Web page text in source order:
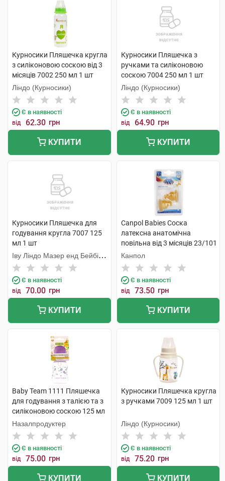
Курносики Пляшечка кругла
з силіконовою соскою від 3
місяців 7002 250 мл 1 шт
Ліндо (Курносики)
Є в наявності
від 62.30 грн
КУПИТИ
Курносики Пляшечка з
ручками та силіконовою
соскою 7004 250 мл 1 шт
Ліндо (Курносики)
Є в наявності
від 64.90 грн
КУПИТИ
Курносики Пляшечка для
годування кругла 7007 125
мл 1 шт
Іву Ліндо Мазер енд Бейбі
Продактс
Є в наявності
від 70.00 грн
КУПИТИ
Canpol Babies Соска
латексна анатомічна
повільна від 3 місяців 23/101
2 шт
Канпол
Є в наявності
від 73.50 грн
КУПИТИ
Baby Team 1111 Пляшечка
для годування з талією та з
силіконовою соскою 125 мл
1 шт
Назалпродуктер
Є в наявності
від 75.00 грн
КУПИТИ
Курносики Пляшечка кругла
з ручками 7009 125 мл 1 шт
Ліндо (Курносики)
Є в наявності
від 75.20 грн
КУПИТИ